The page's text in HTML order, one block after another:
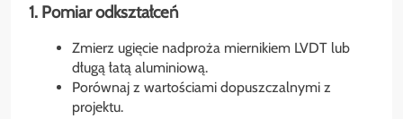
1. Pomiar odkształceń
Zmierz ugięcie nadproża miernikiem LVDT lub
długą łatą aluminiową.
Porównaj z wartościami dopuszczalnymi z
projektu.